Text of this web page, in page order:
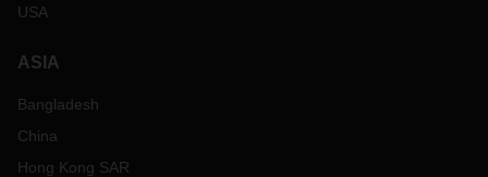
USA
ASIA
Bangladesh
China
Hong Kong SAR